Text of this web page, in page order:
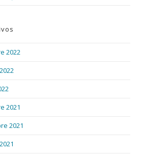
2022
2021
2021